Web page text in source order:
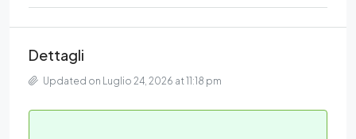
Dettagli
Updated on Luglio 24, 2026 at 11:18 pm